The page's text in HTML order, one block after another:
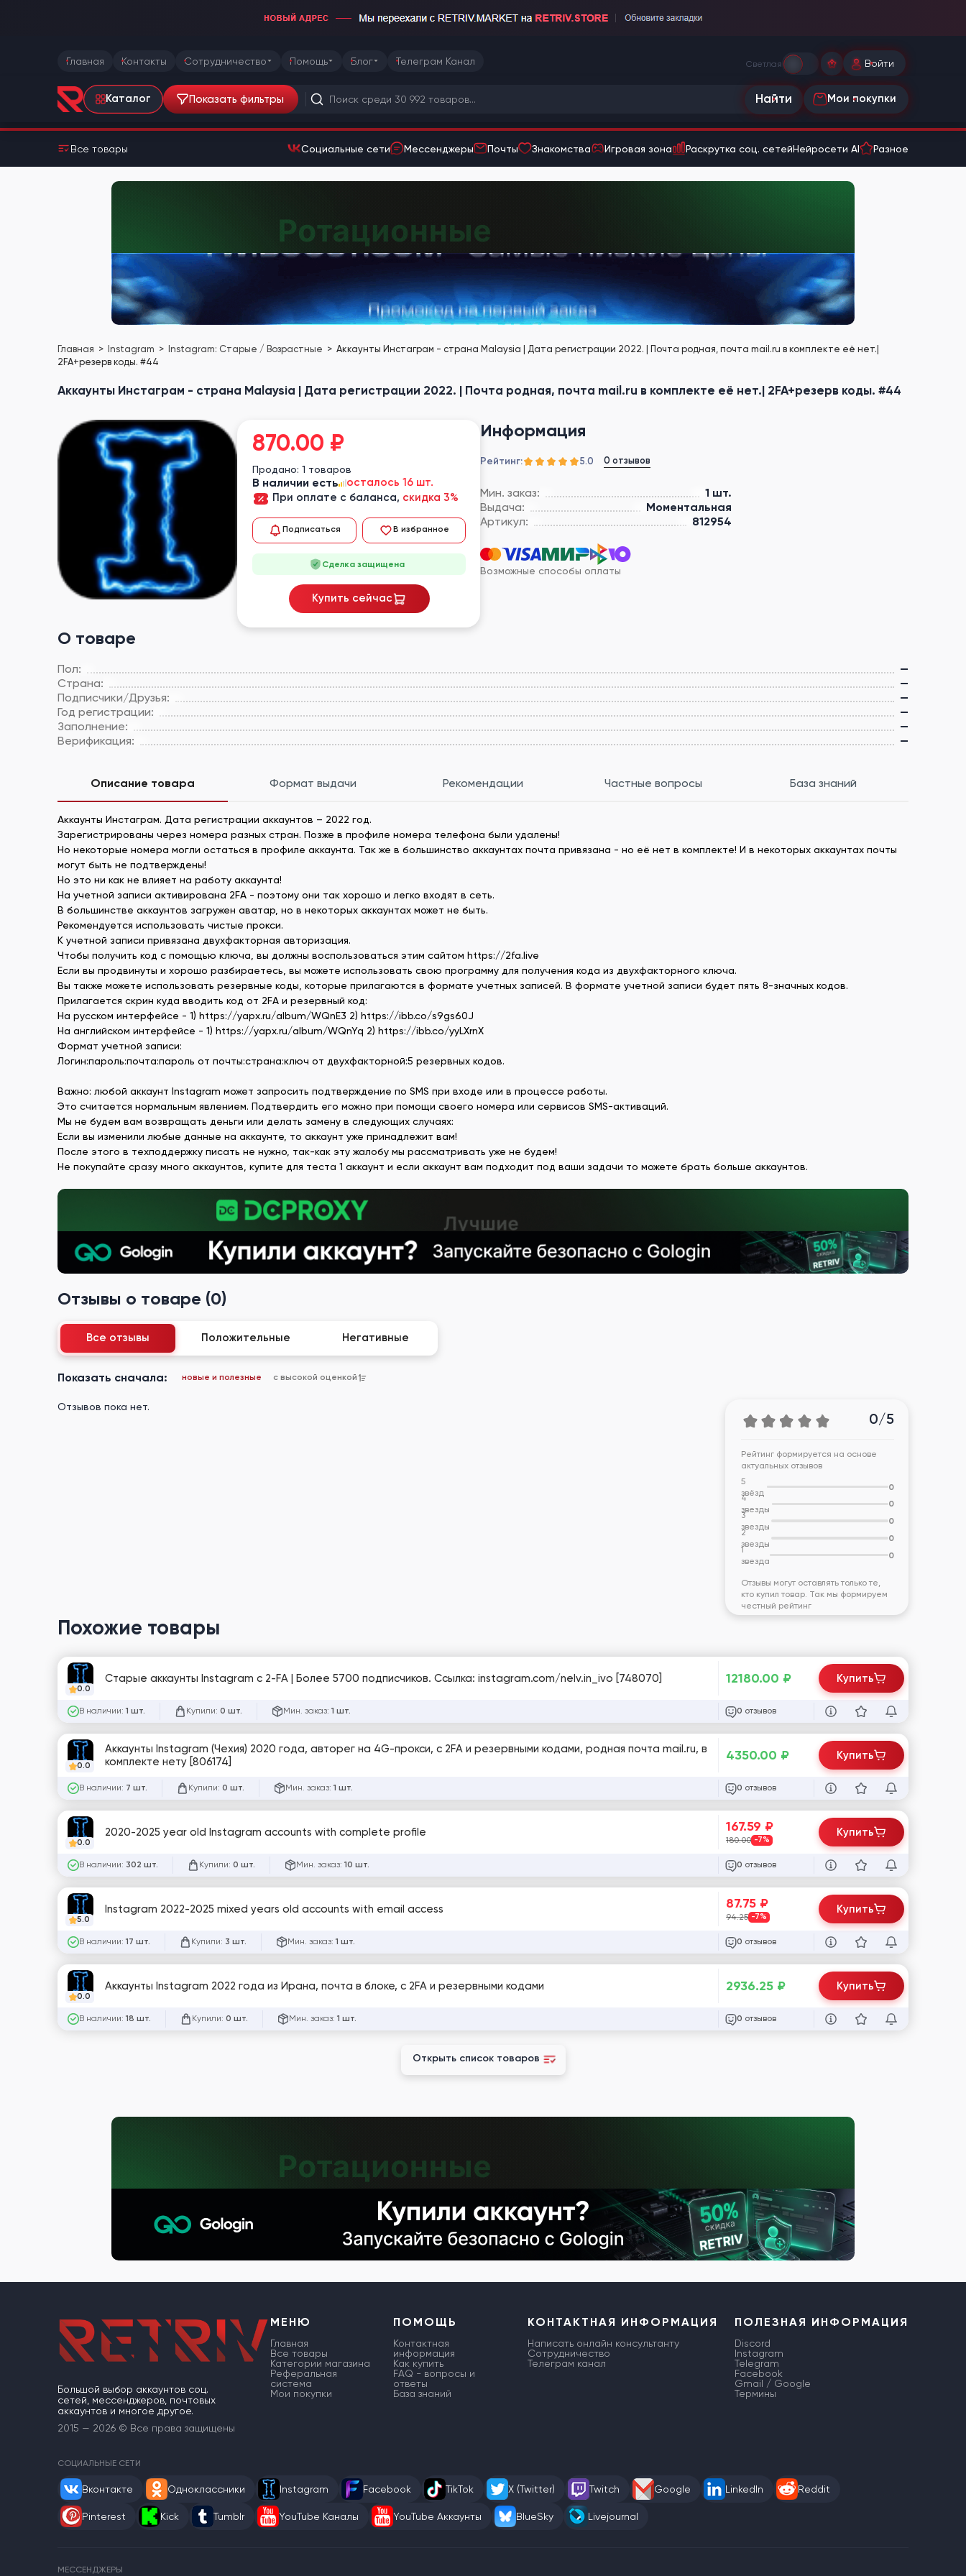
Главная Контакты Сотрудничество Помощь Блог Телеграм Канал Светлая Войти
Каталог Показать фильтры Найти Мои покупки
Все товары Социальные сети Мессенджеры Почты Знакомства Игровая зона Раскрутка соц. сетейНейросети AI Разное
Главная Instagram Instagram: Старые / Возрастные
Аккаунты Инстаграм - страна Malaysia | Дата регистрации 2022. | Почта родная, почта mail.ru в комплекте её нет.|
2FA+резерв коды. #44
Аккаунты Инстаграм - страна Malaysia | Дата регистрации 2022. | Почта родная, почта mail.ru в комплекте её нет.| 2FA+резерв коды. #44
Информация
Рейтинг: 5.0 0 отзывов
Мин. заказ:
1 шт.
Выдача:
Моментальная
Артикул:
812954
Возможные способы оплаты
О товаре
Пол:
—
Страна:
—
Подписчики/Друзья:
—
Год регистрации:
—
Заполнение:
—
Верификация:
—
870.00 ₽
Продано: 1 товаров
В наличии есть
осталось 16 шт.
При оплате с баланса, скидка 3%
Подписаться В избранное
Сделка защищена
Купить сейчас
Описание товара Формат выдачи Рекомендации Частные вопросы База знаний
Аккаунты Инстаграм. Дата регистрации аккаунтов – 2022 год.
Зарегистрированы через номера разных стран. Позже в профиле номера телефона были удалены!
Но некоторые номера могли остаться в профиле аккаунта. Так же в большинство аккаунтах почта привязана - но её нет в комплекте! И в некоторых аккаунтах почты
могут быть не подтверждены!
Но это ни как не влияет на работу аккаунта!
На учетной записи активирована 2FA - поэтому они так хорошо и легко входят в сеть.
В большинстве аккаунтов загружен аватар, но в некоторых аккаунтах может не быть.
Рекомендуется использовать чистые прокси.
К учетной записи привязана двухфакторная авторизация.
Чтобы получить код с помощью ключа, вы должны воспользоваться этим сайтом https://2fa.live
Если вы продвинуты и хорошо разбираетесь, вы можете использовать свою программу для получения кода из двухфакторного ключа.
Вы также можете использовать резервные коды, которые прилагаются в формате учетных записей. В формате учетной записи будет пять 8-значных кодов.
Прилагается скрин куда вводить код от 2FA и резервный код:
На русском интерфейсе - 1) https://yapx.ru/album/WQnE3 2) https://ibb.co/s9gs60J
На английском интерфейсе - 1) https://yapx.ru/album/WQnYq 2) https://ibb.co/yyLXrnX
Формат учетной записи:
Логин:пароль:почта:пароль от почты:страна:ключ от двухфакторной:5 резервных кодов.
Важно: любой аккаунт Instagram может запросить подтверждение по SMS при входе или в процессе работы.
Это считается нормальным явлением. Подтвердить его можно при помощи своего номера или сервисов SMS-активаций.
Мы не будем вам возвращать деньги или делать замену в следующих случаях:
Если вы изменили любые данные на аккаунте, то аккаунт уже принадлежит вам!
После этого в техподдержку писать не нужно, так-как эту жалобу мы рассматривать уже не будем!
Не покупайте сразу много аккаунтов, купите для теста 1 аккаунт и если аккаунт вам подходит под ваши задачи то можете брать больше аккаунтов.
Отзывы о товаре (0)
Все отзывы Положительные Негативные
Показать сначала: новые и полезные с высокой оценкой
Отзывов пока нет.
0/5
Рейтинг формируется на основе
актуальных отзывов
5
звёзд
0
4
звезды
0
3
звезды
0
2
звезды
0
1
звезда
0
Отзывы могут оставлять только те,
кто купил товар. Так мы формируем
честный рейтинг
Похожие товары
0.0
Старые аккаунты Instagram с 2-FA | Более 5700 подписчиков. Ссылка: instagram.com/nelv.in_ivo [748070]
В наличии: 1 шт. Купили: 0 шт. Мин. заказ: 1 шт.
12180.00 ₽
0 отзывов
Купить
0.0
Аккаунты Instagram (Чехия) 2020 года, авторег на 4G-прокси, с 2FA и резервными кодами, родная почта mail.ru, в
комплекте нету [806174]
В наличии: 7 шт. Купили: 0 шт. Мин. заказ: 1 шт.
4350.00 ₽
0 отзывов
Купить
0.0
2020-2025 year old Instagram accounts with complete profile
В наличии: 302 шт. Купили: 0 шт. Мин. заказ: 10 шт.
167.59 ₽
180.00 -7%
0 отзывов
Купить
5.0
Instagram 2022-2025 mixed years old accounts with email access
В наличии: 17 шт. Купили: 3 шт. Мин. заказ: 1 шт.
87.75 ₽
94.25 -7%
0 отзывов
Купить
0.0
Аккаунты Instagram 2022 года из Ирана, почта в блоке, с 2FA и резервными кодами
В наличии: 18 шт. Купили: 0 шт. Мин. заказ: 1 шт.
2936.25 ₽
0 отзывов
Купить
Открыть список товаров
Большой выбор аккаунтов соц.
сетей, мессенджеров, почтовых
аккаунтов и многое другое.
2015 — 2026 © Все права защищены
МЕНЮ
Главная
Все товары
Категории магазина
Реферальная
система
Мои покупки
ПОМОЩЬ
Контактная
информация
Как купить
FAQ - вопросы и
ответы
База знаний
КОНТАКТНАЯ ИНФОРМАЦИЯ
Написать онлайн консультанту
Сотрудничество
Телеграм канал
ПОЛЕЗНАЯ ИНФОРМАЦИЯ
Discord
Instagram
Telegram
Facebook
Gmail / Google
Термины
СОЦИАЛЬНЫЕ СЕТИ
Вконтакте Одноклассники Instagram Facebook TikTok X (Twitter) Twitch Google LinkedIn Reddit
Pinterest Kick Tumblr YouTube Каналы YouTube Аккаунты BlueSky Livejournal
МЕССЕНДЖЕРЫ